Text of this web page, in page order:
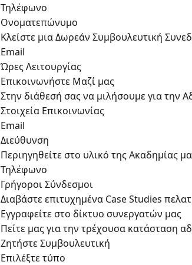
Τηλέφωνο
Ονοματεπώνυμο
Κλείστε μια Δωρεάν Συμβουλευτική
Email
Ώρες Λειτουργίας
Επικοινωνήστε Μαζί μας
Στην διάθεσή σας να μιλήσουμε για την
Στοιχεία Επικοινωνίας
Email
Διεύθυνση
Περιηγηθείτε στο υλικό της Ακαδημίας
Τηλέφωνο
Γρήγοροι Σύνδεσμοι
Διαβάστε επιτυχημένα Case Studies
Εγγραφείτε στο δίκτυο συνεργατών μας
Πείτε μας για την τρέχουσα κατάσταση
Ζητήστε Συμβουλευτική
Επιλέξτε τύπο